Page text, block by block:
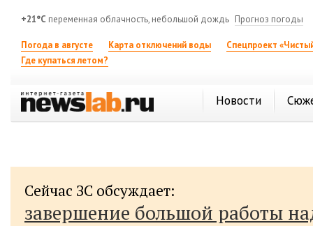
+21°C переменная облачность, небольшой дождь Прогноз погоды
Погода в августе Карта отключений воды
Спецпроект
Где купаться летом?
Новости
Сейчас ЗС обсуждает:
завершение большой работы